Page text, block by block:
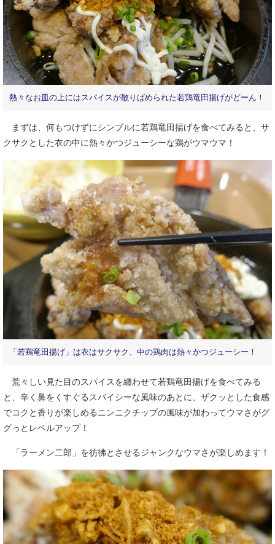
熱々なお皿の上にはスパイスが散りばめられた若鶏竜田揚げがどーん！
まずは、何もつけずにシンプルに若鶏竜田揚げを食べてみると、サ
クサクとした衣の中に熱々かつジューシーな鶏がウマウマ！
「若鶏竜田揚げ」は衣はサクサク、中の鶏肉は熱々かつジューシー！
荒々しい見た目のスパイスを纏わせて若鶏竜田揚げを食べてみる
と、辛く鼻をくすぐるスパイシーな風味のあとに、ザクッとした食感
でコクと香りが楽しめるニンニクチップの風味が加わってウマさがグ
グっとレベルアップ！
「ラーメン二郎」を彷彿とさせるジャンクなウマさが楽しめます！